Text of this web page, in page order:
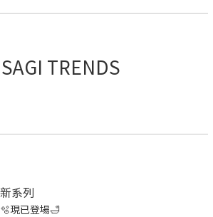
TRENDS
系列
現已登場🛁